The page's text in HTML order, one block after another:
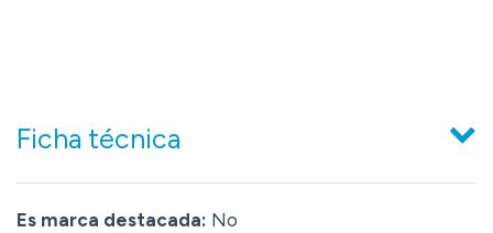
Ficha técnica
Es marca destacada: No